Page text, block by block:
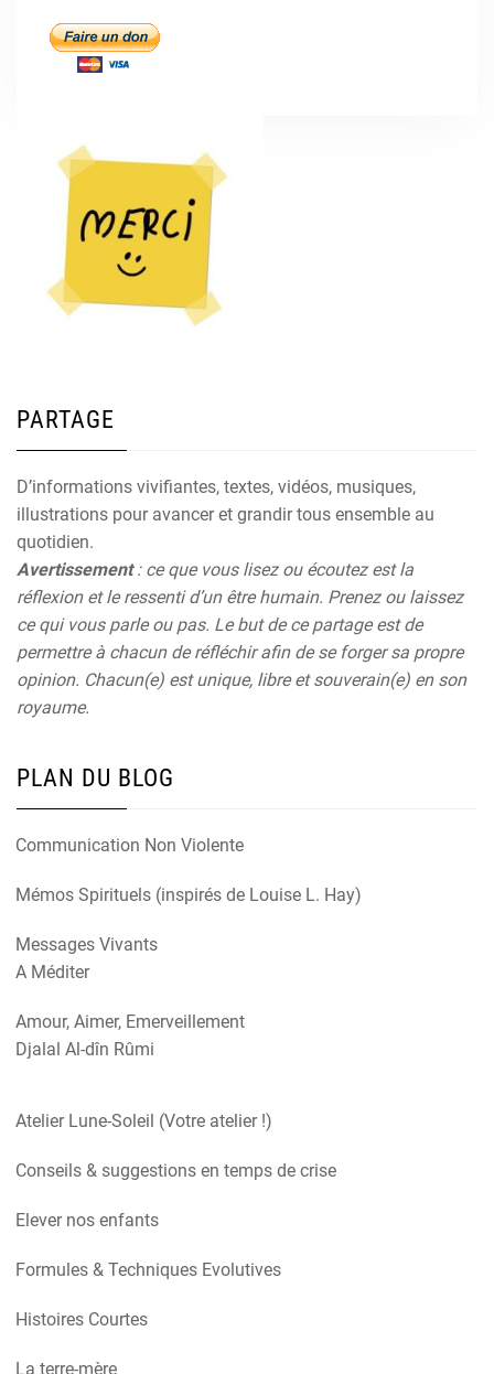
PARTAGE
D’informations vivifiantes, textes, vidéos, musiques,
illustrations pour avancer et grandir tous ensemble au
quotidien.
Avertissement: ce que vous lisez ou écoutez est la
réflexion et le ressenti d’un être humain. Prenez ou laissez
ce qui vous parle ou pas. Le but de ce partage est de
permettre à chacun de réfléchir afin de se forger sa propre
opinion. Chacun(e) est unique, libre et souverain(e) en son
royaume.
PLAN DU BLOG
Communication Non Violente
Mémos Spirituels (inspirés de Louise L. Hay)
Messages Vivants
A Méditer
Amour, Aimer, Emerveillement
Djalal Al-dîn Rûmi
Atelier Lune-Soleil (Votre atelier !)
Conseils & suggestions en temps de crise
Elever nos enfants
Formules & Techniques Evolutives
Histoires Courtes
La terre-mère